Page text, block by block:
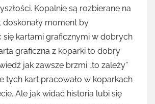
Kopalnie są rozbierane na
doskonały moment by
się kartami graficznymi w dobrych
graficzna z koparki to dobry
jak zawsze brzmi „to zależy”
tych kart pracowało w koparkach
Ale jak widać historia lubi się